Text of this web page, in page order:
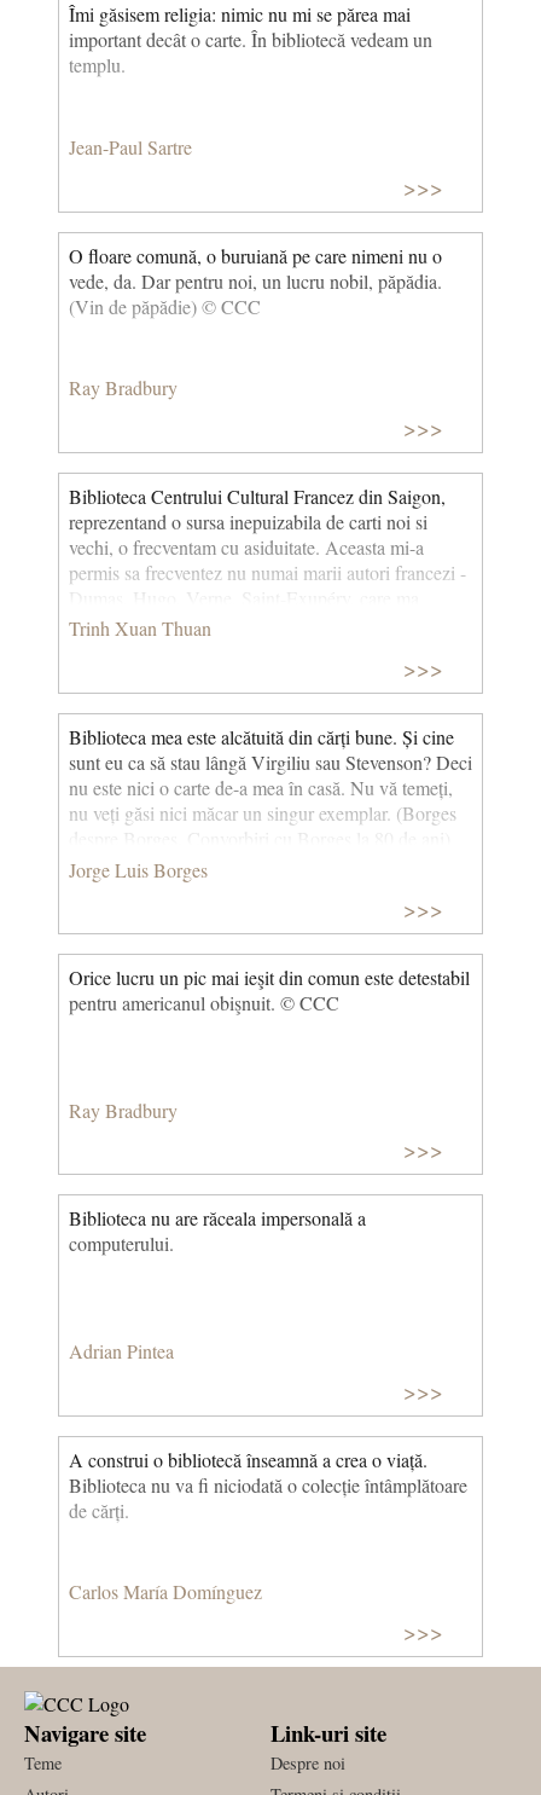
Îmi găsisem religia: nimic nu mi se părea mai
important decât o carte. În bibliotecă vedeam un
templu.
Jean-Paul Sartre
>>>
O floare comună, o buruiană pe care nimeni nu o
vede, da. Dar pentru noi, un lucru nobil, păpădia.
(Vin de păpădie) © CCC
Ray Bradbury
>>>
Biblioteca Centrului Cultural Francez din Saigon,
reprezentand o sursa inepuizabila de carti noi si
vechi, o frecventam cu asiduitate. Aceasta mi-a
permis sa frecventez nu numai marii autori francezi -
Dumas, Hugo, Verne, Saint-Exupéry, care ma
pasiona, - dar, de asemenea, sa descopar scriitori din
Hercule Poirot, creati de pana lui Arthur Conan
Doyle si Agatha Christie, ma fascinau in mod
deosebit. Procesul reconstituirii crimei si a
descoperirii vinovatului, dictate mai intai de intuitie,
apoi printr-o deductie logica si rationala, ma atragea.
(Cosmosul si lotusul) © CCC
Trinh Xuan Thuan
>>>
Biblioteca mea este alcătuită din cărți bune. Și cine
sunt eu ca să stau lângă Virgiliu sau Stevenson? Deci
nu este nici o carte de-a mea în casă. Nu vă temeți,
nu veți găsi nici măcar un singur exemplar. (Borges
despre Borges. Convorbiri cu Borges la 80 de ani)
Jorge Luis Borges
>>>
Orice lucru un pic mai ieşit din comun este detestabil
pentru americanul obişnuit. © CCC
Ray Bradbury
>>>
Biblioteca nu are răceala impersonală a
computerului.
Adrian Pintea
>>>
A construi o bibliotecă înseamnă a crea o viață.
Biblioteca nu va fi niciodată o colecție întâmplătoare
de cărți.
Carlos María Domínguez
>>>
Navigare site
Teme
Link-uri site
Despre noi